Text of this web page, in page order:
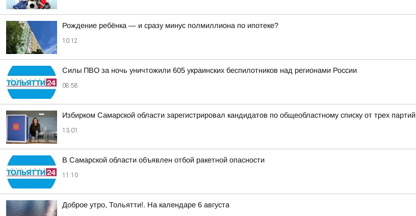
Рождение ребёнка — и сразу минус полмиллиона по ипотеке?
10:12
Силы ПВО за ночь уничтожили 605 украинских беспилотников над регионами России
08:58
Избирком Самарской области зарегистрировал кандидатов по общеобластному списку от трех партий
13:01
В Самарской области объявлен отбой ракетной опасности
11:10
Доброе утро, Тольятти!. На календаре 6 августа